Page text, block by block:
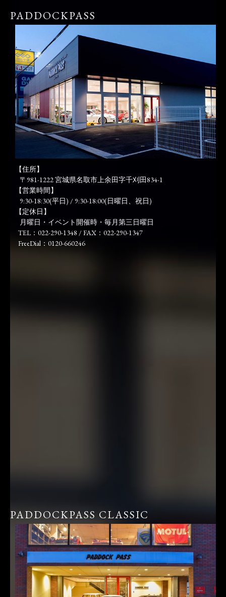
PADDOCKPASS
【住所】
〒981-1222 宮城県名取市上余田字千刈田834-1
【営業時間】
9:30-18:30(平日) / 9:30-18:00(日曜日、祝日)
【定休日】
月曜日・イベント開催時・毎月第三日曜日
TEL：022-290-1348 / FAX：022-290-1347
FreeDial：0120-660246
PADDOCKPASS CLASSIC